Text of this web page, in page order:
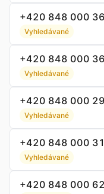
+420 848 000
Vyhledávané
+420 848 000
Vyhledávané
+420 848 000
Vyhledávané
+420 848 000
Vyhledávané
+420 848 000